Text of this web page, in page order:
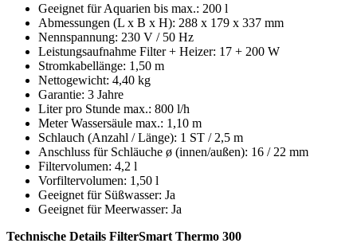
Geeignet für Aquarien bis max.: 200 l
Abmessungen (L x B x H): 288 x 179 x 337 mm
Nennspannung: 230 V / 50 Hz
Leistungsaufnahme Filter + Heizer: 17 + 200 W
Stromkabellänge: 1,50 m
Nettogewicht: 4,40 kg
Garantie: 3 Jahre
Liter pro Stunde max.: 800 l/h
Meter Wassersäule max.: 1,10 m
Schlauch (Anzahl / Länge): 1 ST / 2,5 m
Anschluss für Schläuche ø (innen/außen): 16 / 22 mm
Filtervolumen: 4,2 l
Vorfiltervolumen: 1,50 l
Geeignet für Süßwasser: Ja
Geeignet für Meerwasser: Ja
Technische Details FilterSmart Thermo 300